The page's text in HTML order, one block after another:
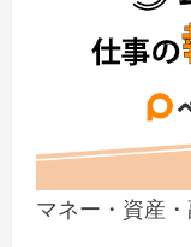
マネー・資産